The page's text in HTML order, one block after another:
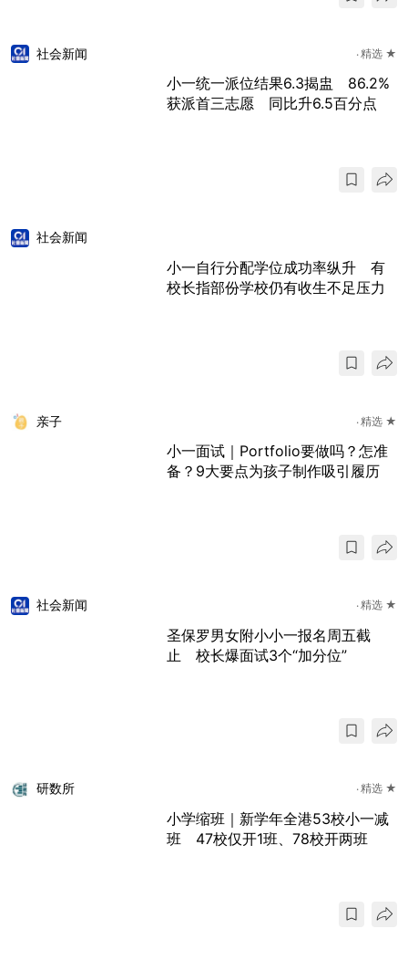
社会新闻 精选 ★
小一统一派位结果6.3揭盅 86.2%
获派首三志愿 同比升6.5百分点
社会新闻
小一自行分配学位成功率纵升 有
校长指部份学校仍有收生不足压力
亲子 精选 ★
小一面试｜Portfolio要做吗？怎准
备？9大要点为孩子制作吸引履历
社会新闻 精选 ★
圣保罗男女附小小一报名周五截
止 校长爆面试3个“加分位”
研数所 精选 ★
小学缩班｜新学年全港53校小一减
班 47校仅开1班、78校开两班